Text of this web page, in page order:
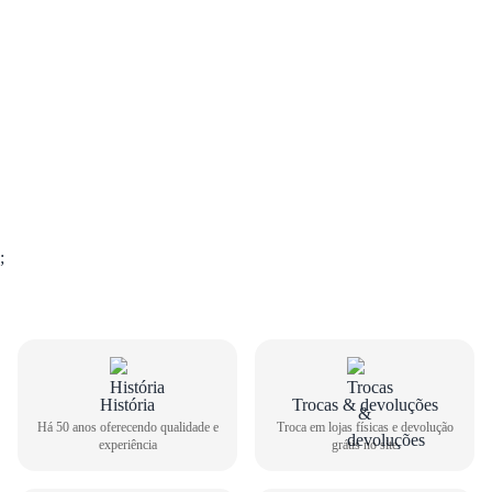
GUIA DE TAMANHOS
Tênis Esportivo Nike Masculino Interact Run FD2291-
;
História
Há 50 anos oferecendo qualidade e
experiência
Trocas & devoluções
Troca em lojas físicas e devolução
grátis no site